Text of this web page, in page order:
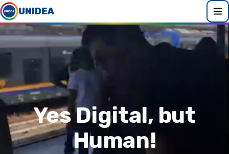
UNIDEA
Yes Digital, but
Human!